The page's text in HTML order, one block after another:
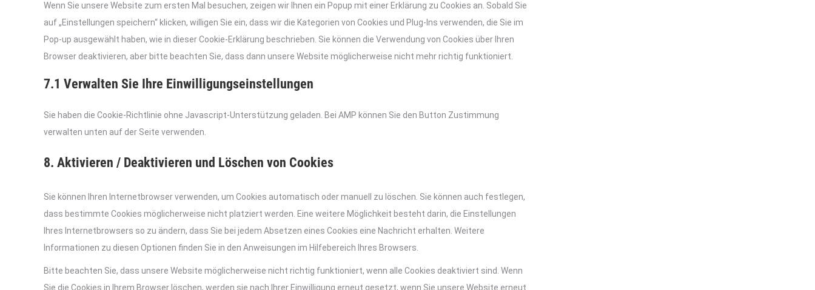
Wenn Sie unsere Website zum ersten Mal besuchen, zeigen wir Ihnen ein Popup mit einer Erklärung zu Cookies an. Sobald Sie
auf „Einstellungen speichern“ klicken, willigen Sie ein, dass wir die Kategorien von Cookies und Plug-Ins verwenden, die Sie im
Pop-up ausgewählt haben, wie in dieser Cookie-Erklärung beschrieben. Sie können die Verwendung von Cookies über Ihren
Browser deaktivieren, aber bitte beachten Sie, dass dann unsere Website möglicherweise nicht mehr richtig funktioniert.
7.1 Verwalten Sie Ihre Einwilligungseinstellungen
Sie haben die Cookie-Richtlinie ohne Javascript-Unterstützung geladen. Bei AMP können Sie den Button Zustimmung
verwalten unten auf der Seite verwenden.
8. Aktivieren / Deaktivieren und Löschen von Cookies
Sie können Ihren Internetbrowser verwenden, um Cookies automatisch oder manuell zu löschen. Sie können auch festlegen,
dass bestimmte Cookies möglicherweise nicht platziert werden. Eine weitere Möglichkeit besteht darin, die Einstellungen
Ihres Internetbrowsers so zu ändern, dass Sie bei jedem Absetzen eines Cookies eine Nachricht erhalten. Weitere
Informationen zu diesen Optionen finden Sie in den Anweisungen im Hilfebereich Ihres Browsers.
Bitte beachten Sie, dass unsere Website möglicherweise nicht richtig funktioniert, wenn alle Cookies deaktiviert sind. Wenn
Sie die Cookies in Ihrem Browser löschen, werden sie nach Ihrer Einwilligung erneut gesetzt, wenn Sie unsere Website erneut